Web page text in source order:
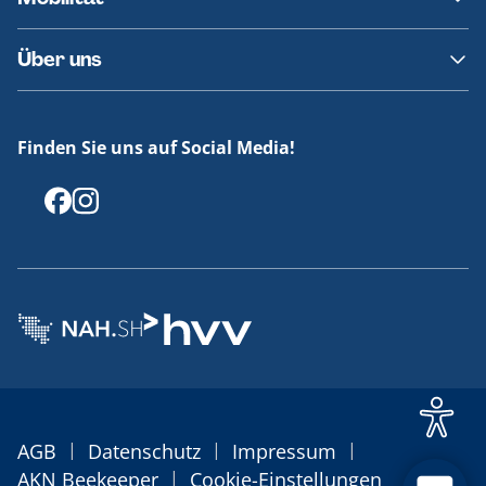
Fundsachen
Häufige Fragen
Barrierefreies Reisen
Erklärung Barrierefreiheit
Über uns
Offenlegungen
Finden Sie uns auf Social Media!
AGB | Datenschutz | Impressum |
AKN Beekeeper | Cookie-Einstellungen